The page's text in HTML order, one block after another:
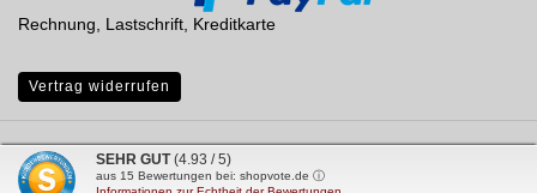
Rechnung, Lastschrift, Kreditkarte
Vertrag widerrufen
Internetshopby Gambio.de © 2026
SEHR GUT (4.93 / 5)
aus 15 Bewertungen bei: shopvote.de ⓘ